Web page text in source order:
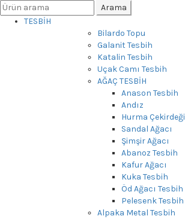
Arayın:
Arama
TESBİH
Bilardo Topu
Galanit Tesbih
Katalin Tesbih
Uçak Camı Tesbih
AĞAÇ TESBİH
Anason Tesbih
Andız
Hurma Çekirdeği
Sandal Ağacı
Şimşir Ağacı
Abanoz Tesbih
Kafur Ağacı
Kuka Tesbih
Öd Ağacı Tesbih
Pelesenk Tesbih
Alpaka Metal Tesbih